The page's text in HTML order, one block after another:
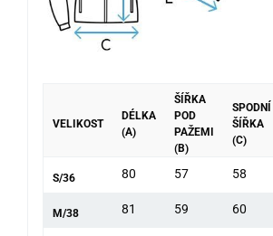
VELIKOST
DÉLKA
(A)
ŠÍŘKA
POD
PAŽEMI
(B)
SPODNÍ
ŠÍŘKA
(C)
S/36 80 57 58
M/38 81 59 60